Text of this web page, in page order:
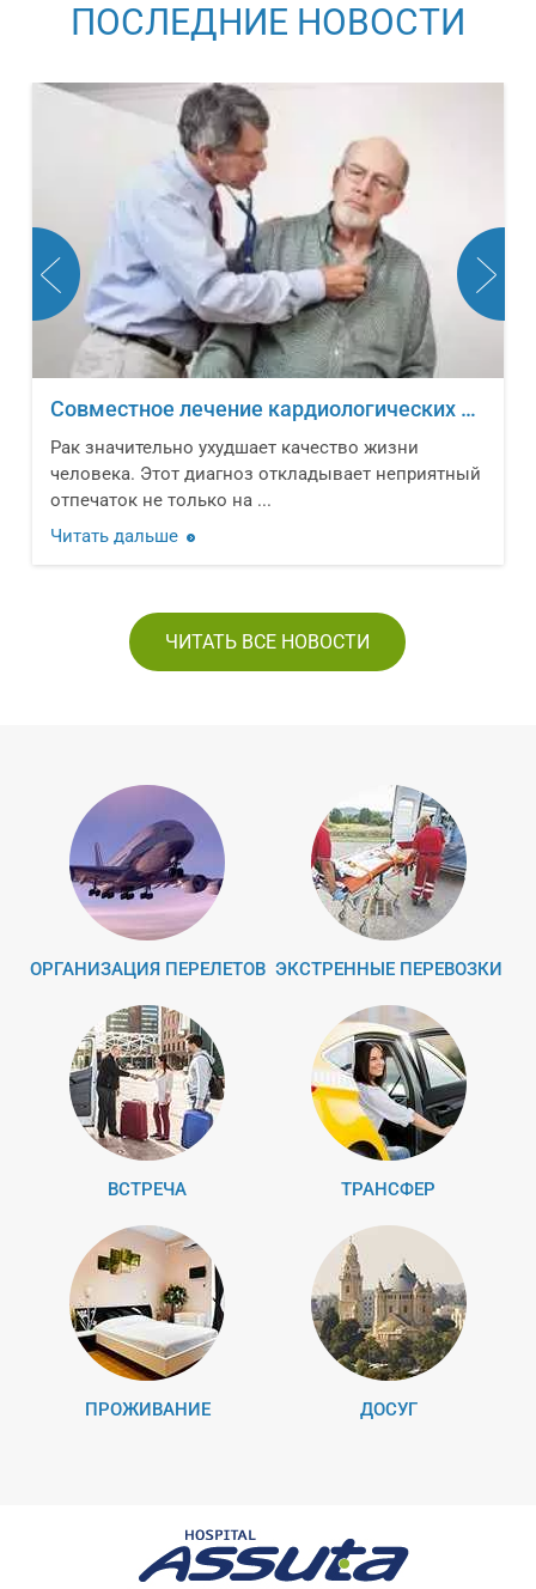
ПОСЛЕДНИЕ НОВОСТИ
Совместное лечение кардиологических заболеваний и онкологических новообразований
Рак значительно ухудшает качество жизни
человека. Этот диагноз откладывает неприятный
отпечаток не только на ...
Читать дальше
ЧИТАТЬ ВСЕ НОВОСТИ
ОРГАНИЗАЦИЯ ПЕРЕЛЕТОВ ЭКСТРЕННЫЕ ПЕРЕВОЗКИ
ВСТРЕЧА ТРАНСФЕР
ПРОЖИВАНИЕ ДОСУГ